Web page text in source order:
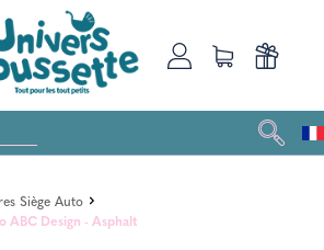
Siège Auto
ABC Design - Asphalt